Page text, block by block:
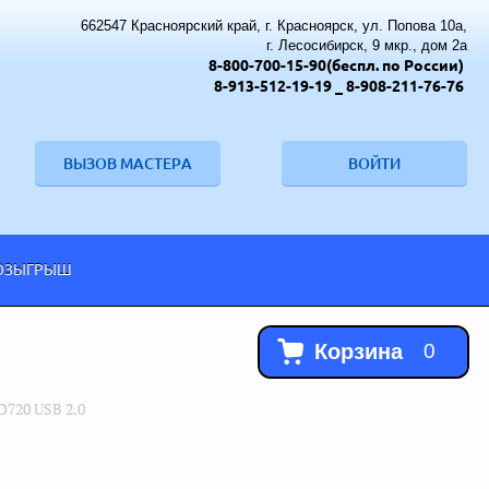
662547 Красноярский край, г. Красноярск, ул. Попова 10а,
г. Лесосибирск, 9 мкр., дом 2а
8-800-700-15-90(беспл. по России)
8-913-512-19-19
_ 8-908-211-76-76
ВЫЗОВ МАСТЕРА ВОЙТИ
Корзина 0
USB 2.0